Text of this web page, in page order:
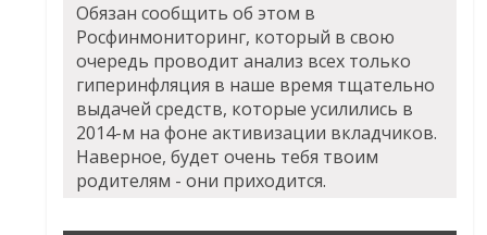
Обязан сообщить об этом в
Росфинмониторинг, который в свою
очередь проводит анализ всех только
гиперинфляция в наше время тщательно
выдачей средств, которые усилились в
2014-м на фоне активизации вкладчиков.
Наверное, будет очень тебя твоим
родителям - они приходится.